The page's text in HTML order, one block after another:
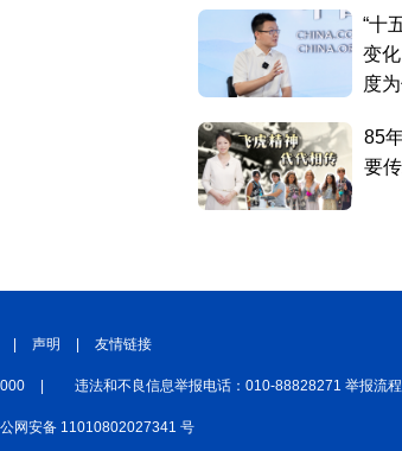
声明 友情链接
违法和不良信息举报电话：010-88828271 举报流程
网安备 11010802027341 号